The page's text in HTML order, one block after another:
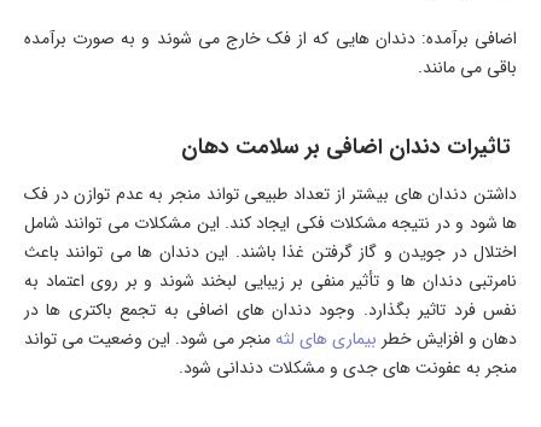
اضافی برآمده: دندان هایی که از فک خارج می شوند و به صورت برآمده
باقی می مانند.
تاثیرات دندان اضافی بر سلامت دهان
داشتن دندان های بیشتر از تعداد طبیعی تواند منجر به عدم توازن در فک
ها شود و در نتیجه مشکلات فکی ایجاد کند. این مشکلات می توانند شامل
اختلال در جویدن و گاز گرفتن غذا باشند. این دندان ها می توانند باعث
نامرتبی دندان ها و تأثیر منفی بر زیبایی لبخند شوند و بر روی اعتماد به
نفس فرد تاثیر بگذارد. وجود دندان های اضافی به تجمع باکتری ها در
دهان و افزایش خطر بیماری های لثهمنجر می شود. این وضعیت می تواند
منجر به عفونت های جدی و مشکلات دندانی شود.